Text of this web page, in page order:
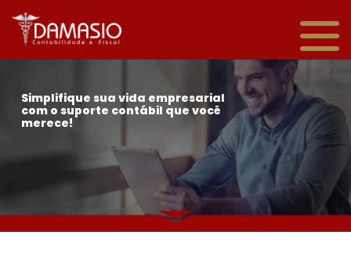
Simplifique sua vida empresarial
com o suporte contábil que você
merece!